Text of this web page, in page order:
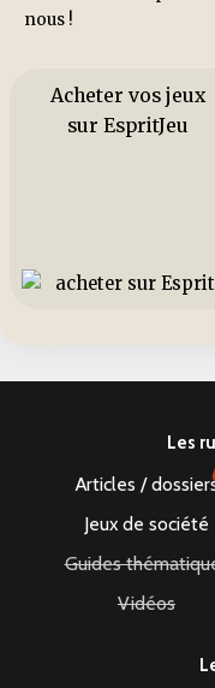
nous !
Acheter vos jeux
sur EspritJeu
Les
Articles /
Jeux de société
Guides
Vidéos